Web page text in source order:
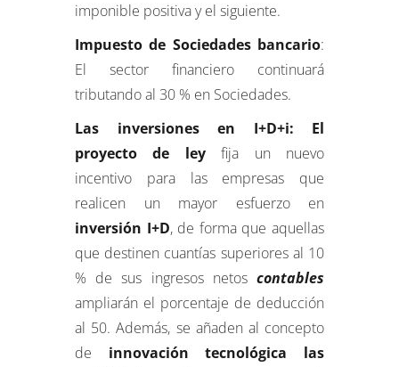
imponible positiva y el siguiente.
Impuesto de Sociedades bancario:
El sector financiero continuará
tributando al 30 % en Sociedades.
Las inversiones en I+D+i: El
proyecto de leyfija un nuevo
incentivo para las empresas que
realicen un mayor esfuerzo en
inversión I+D, de forma que aquellas
que destinen cuantías superiores al 10
% de sus ingresos netos contables
ampliarán el porcentaje de deducción
al 50. Además, se añaden al concepto
de innovación tecnológica las